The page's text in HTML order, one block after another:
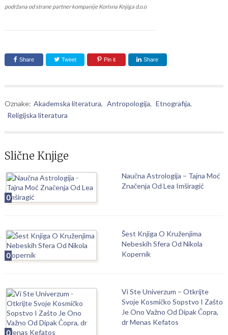
podržana od strane partner kompanije Korisna Knjiga d.o.o
Share Tweet Pin it Share
Oznake: Akademska literatura, Antropologija, Etnografija,
Religijska literatura
Slične Knjige
0
Naučna Astrologija – Tajna Moć
Značenja Od Lea Imširagić
0
Šest Knjiga O Kruženjima
Nebeskih Sfera Od Nikola
Kopernik
0
Vi Ste Univerzum – Otkrijte
Svoje Kosmičko Sopstvo I Zašto
Je Ono Važno Od Dipak Čopra,
dr Menas Kefatos